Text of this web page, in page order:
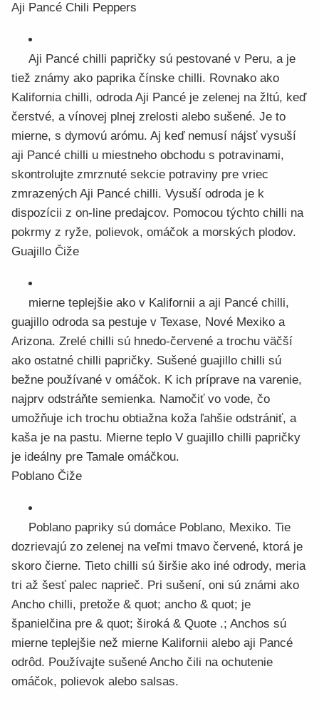
Aji Pancé Chili Peppers
Aji Pancé chilli papričky sú pestované v Peru, a je
tiež známy ako paprika čínske chilli. Rovnako ako
Kalifornia chilli, odroda Aji Pancé je zelenej na žltú, keď
čerstvé, a vínovej plnej zrelosti alebo sušené. Je to
mierne, s dymovú arómu. Aj keď nemusí nájsť vysuší
aji Pancé chilli u miestneho obchodu s potravinami,
skontrolujte zmrznuté sekcie potraviny pre vriec
zmrazených Aji Pancé chilli. Vysuší odroda je k
dispozícii z on-line predajcov. Pomocou týchto chilli na
pokrmy z ryže, polievok, omáčok a morských plodov.
Guajillo Čiže
mierne teplejšie ako v Kalifornii a aji Pancé chilli,
guajillo odroda sa pestuje v Texase, Nové Mexiko a
Arizona. Zrelé chilli sú hnedo-červené a trochu väčší
ako ostatné chilli papričky. Sušené guajillo chilli sú
bežne používané v omáčok. K ich príprave na varenie,
najprv odstráňte semienka. Namočiť vo vode, čo
umožňuje ich trochu obtiažna koža ľahšie odstrániť, a
kaša je na pastu. Mierne teplo V guajillo chilli papričky
je ideálny pre Tamale omáčkou.
Poblano Čiže
Poblano papriky sú domáce Poblano, Mexiko. Tie
dozrievajú zo zelenej na veľmi tmavo červené, ktorá je
skoro čierne. Tieto chilli sú širšie ako iné odrody, meria
tri až šesť palec naprieč. Pri sušení, oni sú známi ako
Ancho chilli, pretože & quot; ancho & quot; je
španielčina pre & quot; široká & Quote .; Anchos sú
mierne teplejšie než mierne Kalifornii alebo aji Pancé
odrôd. Používajte sušené Ancho čili na ochutenie
omáčok, polievok alebo salsas.